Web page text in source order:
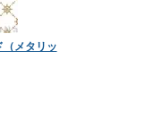
（メタリッ